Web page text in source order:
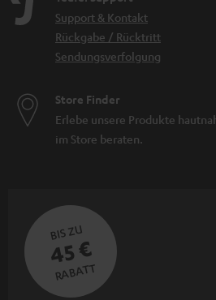
Support & Kontakt
Rückgabe / Rücktritt
Sendungsverfolgung
Store Finder
Erlebe unsere Produkte
im Store beraten.
BIS ZU
45 €
RABATT